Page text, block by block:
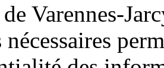
Varennes-
nécessaires